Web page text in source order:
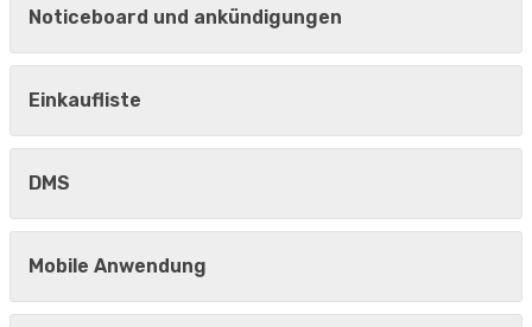
Noticeboard und ankündigungen
Einkaufliste
DMS
Mobile Anwendung